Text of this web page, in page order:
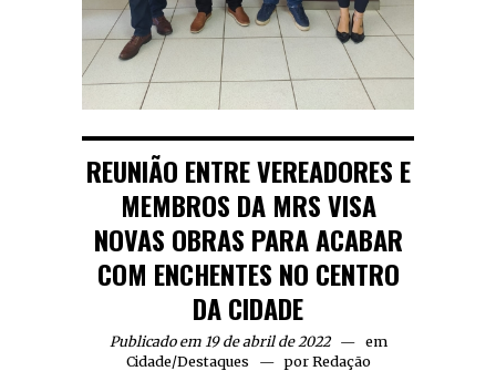
REUNIÃO ENTRE VEREADORES E
MEMBROS DA MRS VISA
NOVAS OBRAS PARA ACABAR
COM ENCHENTES NO CENTRO
DA CIDADE
Publicado em 19 de abril de 2022
em
Cidade/Destaques por Redação